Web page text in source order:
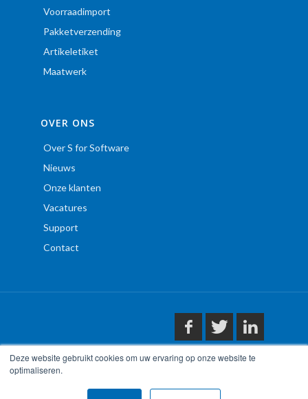
Deze website gebruikt cookies om uw ervaring op onze website te
optimaliseren.
Voorraadimport
Pakketverzending
Artikeletiket
Maatwerk
OVER ONS
Over S for Software
Nieuws
Onze klanten
Vacatures
Support
Contact
Copyright © S for Software 2020